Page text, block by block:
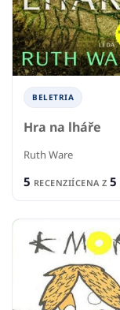
BELETRIA
Hra na lháře
Ruth Ware
5 RECENZIÍCENA Z 5